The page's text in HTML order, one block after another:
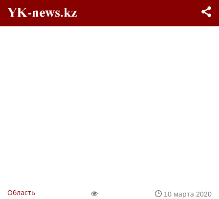
Область
10 марта 2020